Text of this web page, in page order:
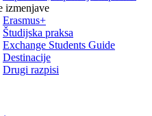
izmenjave
Erasmus+
Študijska praksa
Exchange Students Guide
Destinacije
Drugi razpisi